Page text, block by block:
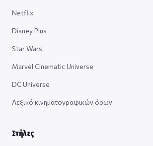
Netflix
Disney Plus
Star Wars
Marvel Cinematic Universe
DC Universe
Λεξικό κινηματογραφικών όρων
Στήλες